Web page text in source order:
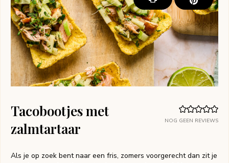
NOG GEEN REVIEWS
Tacobootjes met
zalmtartaar
Als je op zoek bent naar een fris, zomers voorgerecht dan zit je